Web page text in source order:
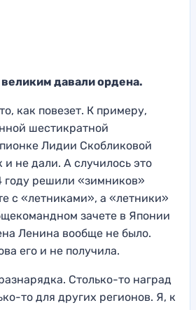
давали ордена.
как повезет. К примеру,
шестикратной
Лидии Скобликовой
и не дали. А случилось это
году решили «зимников»
с «летниками», а «летники»
зачете в Японии
Ленина вообще не было.
его и не получила.
. Столько-то наград
то для других регионов. Я, к